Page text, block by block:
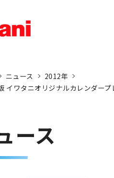
ニュース
2012年
イワタニオリジナルカレンダー
ース